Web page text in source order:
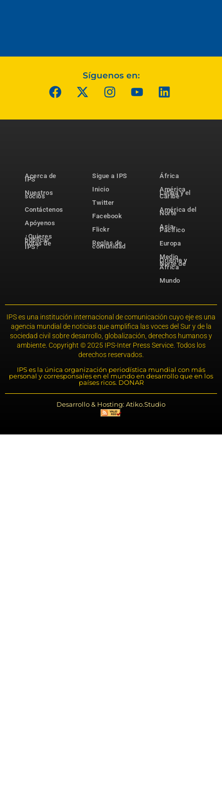
Síguenos en:
Acerca de
IPS
Nuestros
socios
Contáctenos
Apóyenos
¿Quieres
publicar
notas de
IPS?
Sigue a IPS
Inicio
Twitter
Facebook
Flickr
Reglas de
comunidad
África
América
Latina y el
Caribe
América del
Norte
Asia-
Pacífico
Europa
Medio
Oriente y
Norte de
África
Mundo
IPS es una institución internacional de comunicación cuyo eje es una
agencia mundial de noticias que amplifica las voces del Sur y de la
sociedad civil sobre desarrollo, globalización, derechos humanos y
ambiente. Copyright © 2025 IPS-Inter Press Service. Todos los
derechos reservados.
IPS es la única organización periodística mundial con más
personal y corresponsales en el mundo en desarrollo que en los
países ricos. DONAR
Desarrollo & Hosting: Atiko.Studio